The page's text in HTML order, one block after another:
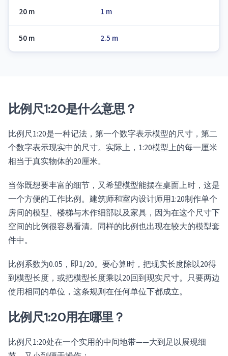
20 m 1 m
50 m 2.5 m
比例尺1:20是什么意思？
比例尺1:20是一种记法，第一个数字表示模型的尺寸，第二
个数字表示现实中的尺寸。实际上，1:20模型上的每一厘米
相当于真实物体的20厘米。
当你既想要丰富的细节，又希望模型能摆在桌面上时，这是
一个方便的工作比例。建筑师和室内设计师用1:20制作单个
房间的模型、楼梯与木作细部以及家具，因为在这个尺寸下
空间的比例很容易看清。同样的比例也出现在较大的模型套
件中。
比例系数为0.05，即1/20。要心算时，把现实长度除以20得
到模型长度，或把模型长度乘以20回到现实尺寸。只要两边
使用相同的单位，这条规则在任何单位下都成立。
比例尺1:20用在哪里？
比例尺1:20处在一个实用的中间地带——大到足以展现细